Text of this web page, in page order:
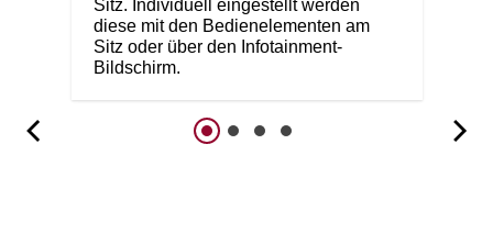
Sitz. Individuell eingestellt werden
diese mit den Bedienelementen am
Sitz oder über den Infotainment-
Bildschirm.